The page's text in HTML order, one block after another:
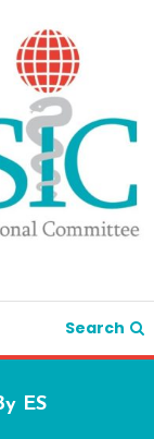
Search
ES